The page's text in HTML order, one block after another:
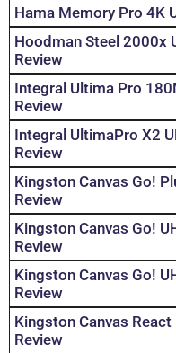
Hama Memory Pro 4K
Hoodman Steel 2000x
Review
Integral Ultima Pro
Review
Integral UltimaPro X2
Review
Kingston Canvas Go!
Review
Kingston Canvas Go!
Review
Kingston Canvas Go!
Review
Kingston Canvas React
Review